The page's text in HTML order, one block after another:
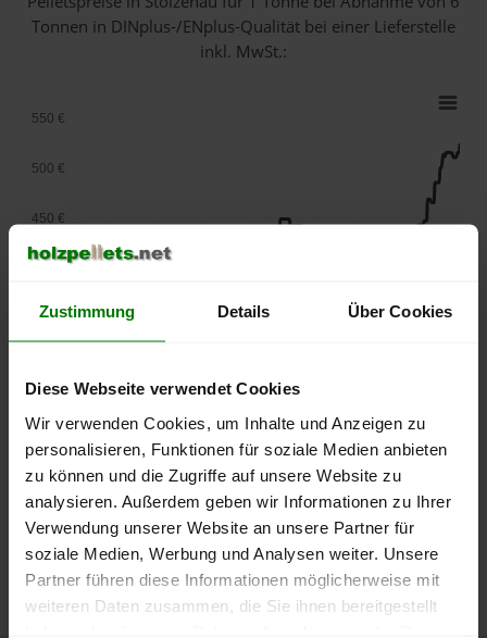
Zustimmung Details Über Cookies
Diese Webseite verwendet Cookies
Wir verwenden Cookies, um Inhalte und Anzeigen zu
personalisieren, Funktionen für soziale Medien anbieten
zu können und die Zugriffe auf unsere Website zu
analysieren. Außerdem geben wir Informationen zu Ihrer
Verwendung unserer Website an unsere Partner für
soziale Medien, Werbung und Analysen weiter. Unsere
Partner führen diese Informationen möglicherweise mit
weiteren Daten zusammen, die Sie ihnen bereitgestellt
Tonnen in DINplus-/ENplus-Qualität bei einer Lieferstelle
inkl. MwSt.:
lose Ware Sackware
September
2025
Januar
2026
Mai
2026
250 €
350 €
450 €
500 €
550 €
Die aktuelle Preisentwicklung für Holzpellets in Deutschland
können Sie jederzeit auf unsererPelletspreise-Seite
nachvollziehen.